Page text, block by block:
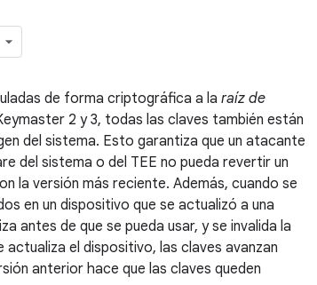
de forma criptográfica a la raíz de
2 y 3, todas las claves también están
del sistema. Esto garantiza que un atacante
del sistema o del TEE no pueda revertir un
la versión más reciente. Además, cuando se
en un dispositivo que se actualizó a una
antes de que se pueda usar, y se invalida la
el dispositivo, las claves avanzan
anterior hace que las claves queden